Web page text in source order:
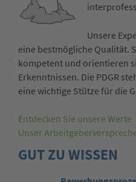
Unsere
eine bestmögliche Qualität.
kompetent und orientieren
Erkenntnissen. Die PDGR
eine wichtige Stütze für die
Entdecken Sie unsere Werte
Unser
GUT ZU WISSEN